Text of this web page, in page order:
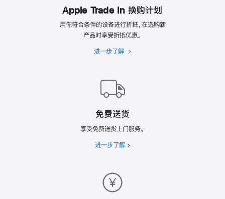
Apple Trade In 换购计划
用你符合条件的设备进行折抵，在选购新
产品时享受折抵优惠。
进一步了解
Apple
划
免费送货
享受免费送货上门服务。
进一步了解 免